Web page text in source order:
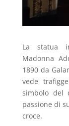
La statua
Madonna
1890 da
vede
simbolo del
passione di
croce.